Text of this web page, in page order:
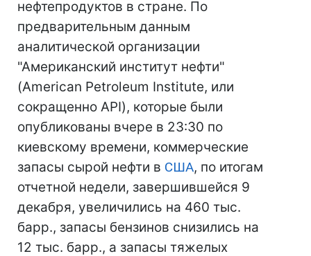
нефтепродуктов в стране. По
предварительным данным
аналитической организации
"Американский институт нефти"
(American Petroleum Institute, или
сокращенно API), которые были
опубликованы вчере в 23:30 по
киевскому времени, коммерческие
запасы сырой нефти в США, по итогам
отчетной недели, завершившейся 9
декабря, увеличились на 460 тыс.
барр., запасы бензинов снизились на
12 тыс. барр., а запасы тяжелых